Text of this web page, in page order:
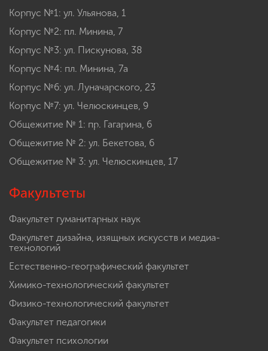
Корпус №1: ул. Ульянова, 1
Корпус №2: пл. Минина, 7
Корпус №3: ул. Пискунова, 38
Корпус №4: пл. Минина, 7а
Корпус №6: ул. Луначарского, 23
Корпус №7: ул. Челюскинцев, 9
Общежитие № 1: пр. Гагарина, 6
Общежитие № 2: ул. Бекетова, 6
Общежитие № 3: ул. Челюскинцев, 17
Факультеты
Факультет гуманитарных наук
Факультет дизайна, изящных искусств и медиа-
технологий
Естественно-географический факультет
Химико-технологический факультет
Физико-технологический факультет
Факультет педагогики
Факультет психологии